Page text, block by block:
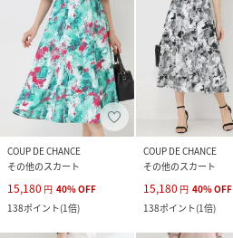
COUP DE CHANCE
その他のスカート
15,180 円 40%OFF
138ポイント(1倍)
COUP DE CHANCE
その他のスカート
15,180 円 40%OFF
138ポイント(1倍)